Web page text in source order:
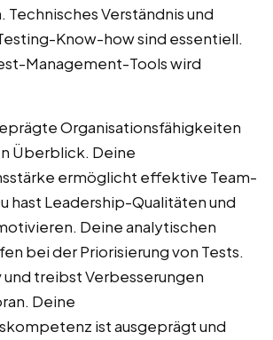
Technisches Verständnis und
Know-how sind essentiell.
Management-Tools wird
Organisationsfähigkeiten
Überblick. Deine
ermöglicht effektive Team-
hast Leadership-Qualitäten und
Deine analytischen
bei der Priorisierung von Tests.
treibst Verbesserungen
Deine
ist ausgeprägt und